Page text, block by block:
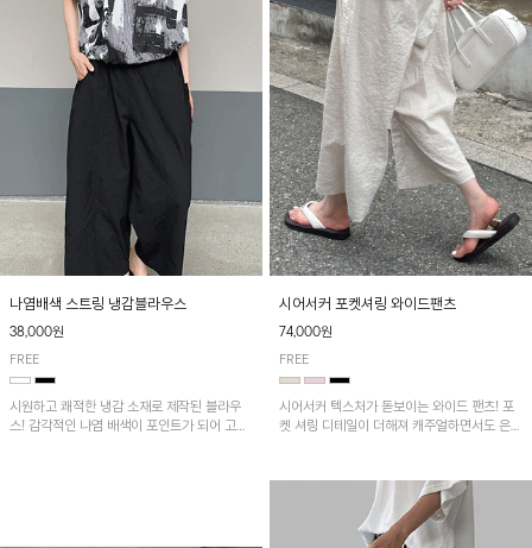
나염배색 스트링 냉감블라우스
38,000원
FREE
시원하고 쾌적한 냉감 소재로 제작된 블라우
스! 감각적인 나염 배색이 포인트가 되어 고급
시어서커 포켓셔링 와이드팬츠
74,000원
FREE
시어서커 텍스처가 돋보이는 와이드 팬츠! 포
켓 셔링 디테일이 더해져 캐주얼하면서도 은은
다. 가볍고 쾌적한 착용감으로 여름철 데일리
아이템으로 활용하기 좋아요~